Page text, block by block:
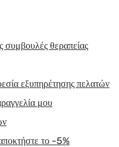
συμβουλές θεραπείας
εξυπηρέτησης πελατών
μου
το -5%